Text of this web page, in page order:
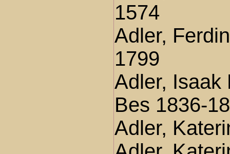
1574
Adler,
1799
Adler, Isaak
Bes 1836-
Adler,